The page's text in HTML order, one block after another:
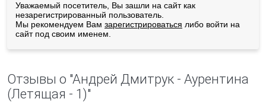
Уважаемый посетитель, Вы зашли на сайт как
незарегистрированный пользователь.
Мы рекомендуем Вам зарегистрироваться либо войти на
сайт под своим именем.
Отзывы о "Андрей Дмитрук - Аурентина
(Летящая - 1)"